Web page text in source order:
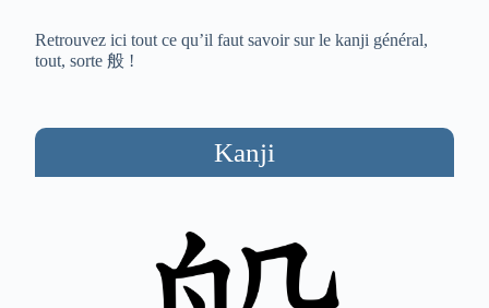
Retrouvez ici tout ce qu’il faut savoir sur le kanji général,
tout, sorte 般 !
Kanji